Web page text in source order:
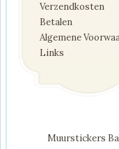
Verzendkosten
Betalen
Algemene
Links
Muurstickers